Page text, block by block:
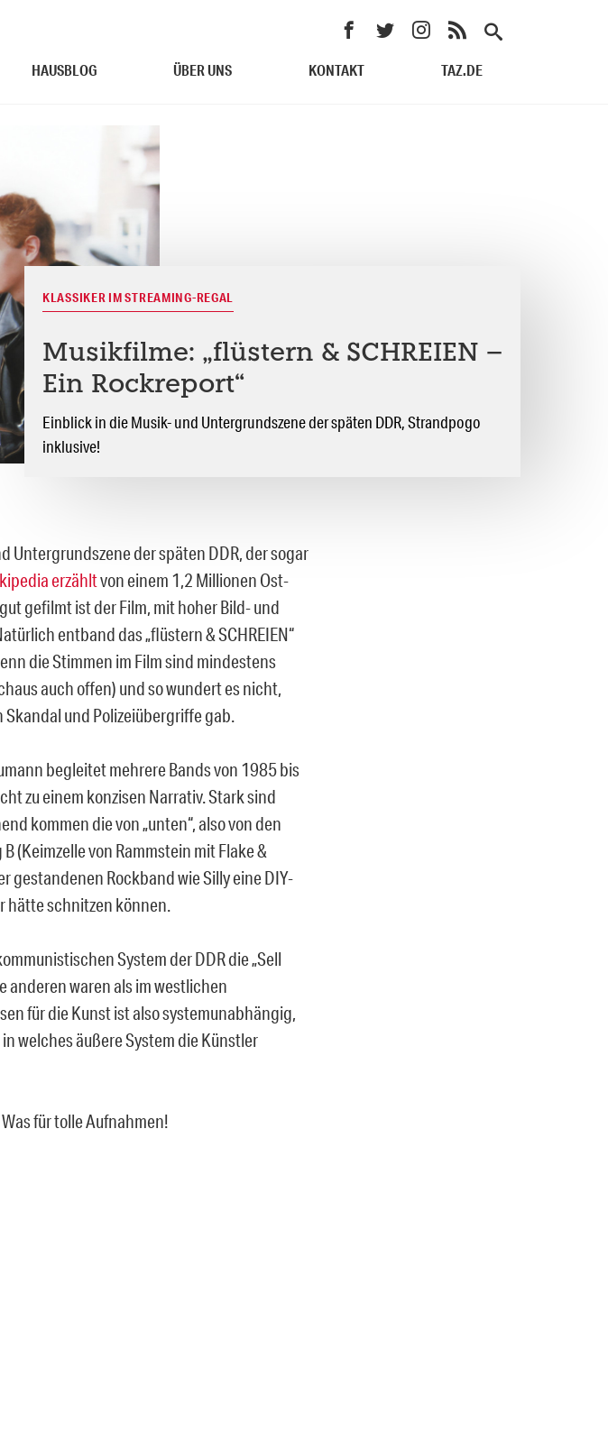
HAUSBLOG ÜBER UNS KONTAKT TAZ.DE
KLASSIKER IM STREAMING-REGAL
Musikfilme: „flüstern & SCHREIEN –
Ein Rockreport“
Einblick in die Musik- und Untergrundszene der späten DDR, Strandpogo
inklusive!
Untergrundszene der späten DDR, der sogar
erzähltvon einem 1,2 Millionen Ost-
gefilmt ist der Film, mit hoher Bild- und
entband das „flüstern & SCHREIEN“
die Stimmen im Film sind mindestens
auch offen) und so wundert es nicht,
und Polizeiübergriffe gab.
begleitet mehrere Bands von 1985 bis
zu einem konzisen Narrativ. Stark sind
kommen die von „unten“, also von den
(Keimzelle von Rammstein mit Flake &
gestandenen Rockband wie Silly eine DIY-
hätte schnitzen können.
System der DDR die „Sell
anderen waren als im westlichen
für die Kunst ist also systemunabhängig,
welches äußere System die Künstler
für tolle Aufnahmen!